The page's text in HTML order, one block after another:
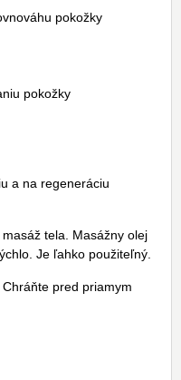
pokožky
pokožky
a na regeneráciu
tela. Masážny olej
Je ľahko použiteľný.
pred priamym